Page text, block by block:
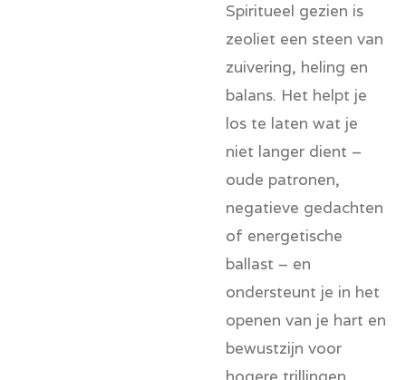
Spiritueel gezien is
zeoliet een steen van
zuivering, heling en
balans. Het helpt je
los te laten wat je
niet langer dient –
oude patronen,
negatieve gedachten
of energetische
ballast – en
ondersteunt je in het
openen van je hart en
bewustzijn voor
hogere trillingen.